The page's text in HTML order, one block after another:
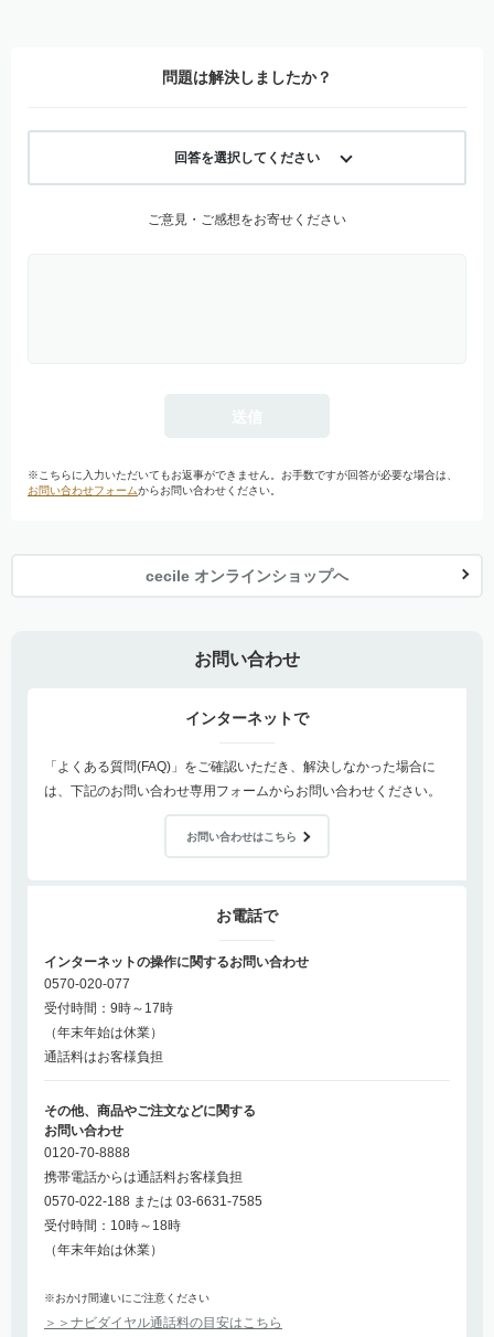
問題は解決しましたか？
回答を選択してください
ご意見・ご感想をお寄せください
※こちらに入力いただいてもお返事ができません。お手数ですが回答が必要な場合は、
お問い合わせフォームからお問い合わせください。
cecile オンラインショップへ
お問い合わせ
インターネットで
「よくある質問(FAQ)」をご確認いただき、解決しなかった場合に
は、下記のお問い合わせ専用フォームからお問い合わせください。
お問い合わせはこちら
お電話で
インターネットの操作に関するお問い合わせ
0570-020-077
受付時間：9時～17時
（年末年始は休業）
通話料はお客様負担
その他、商品やご注文などに関する
お問い合わせ
0120-70-8888
携帯電話からは通話料お客様負担
0570-022-188 または 03-6631-7585
受付時間：10時～18時
（年末年始は休業）
※おかけ間違いにご注意ください
＞＞ナビダイヤル通話料の目安はこちら